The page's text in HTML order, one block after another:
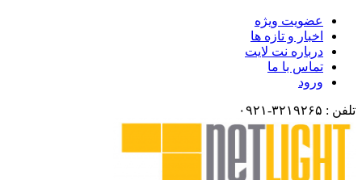
عضویت ویژه
اخبار و تازه ها
درباره نت لایت
تماس با ما
ورود
۰۹۲۱